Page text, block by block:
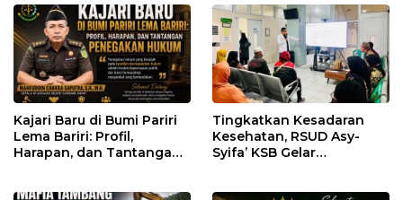
senilai Rp 7,5 Miliar
Kajari Baru di Bumi Pariri
Lema Bariri: Profil,
Harapan, dan Tantangan
Tingkatkan Kesadaran
Kesehatan, RSUD Asy-
Syifa’ KSB Gelar